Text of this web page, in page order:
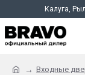
Калуга,
Входные